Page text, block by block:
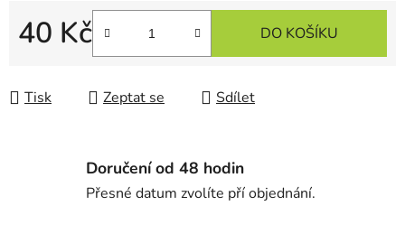
40 Kč
Měrná cena:
DO KOŠÍKU
Tisk Zeptat se Sdílet
Doručení od 48 hodin
Přesné datum zvolíte pří objednání.